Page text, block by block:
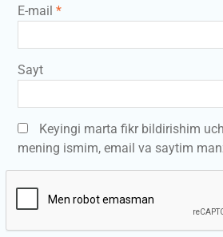
E-mail *
Sayt
Keyingi marta fikr bildirishim
mening ismim, email va saytim